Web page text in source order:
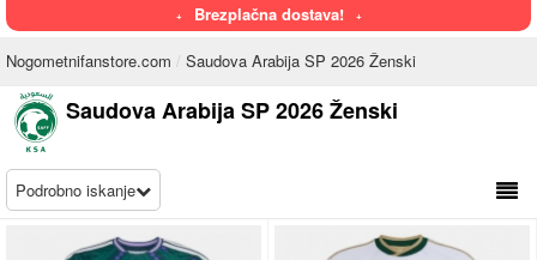
Brezplačna dostava!
Nogometnifanstore.com Saudova Arabija SP 2026 Ženski
Saudova Arabija SP 2026 Ženski
Podrobno iskanje